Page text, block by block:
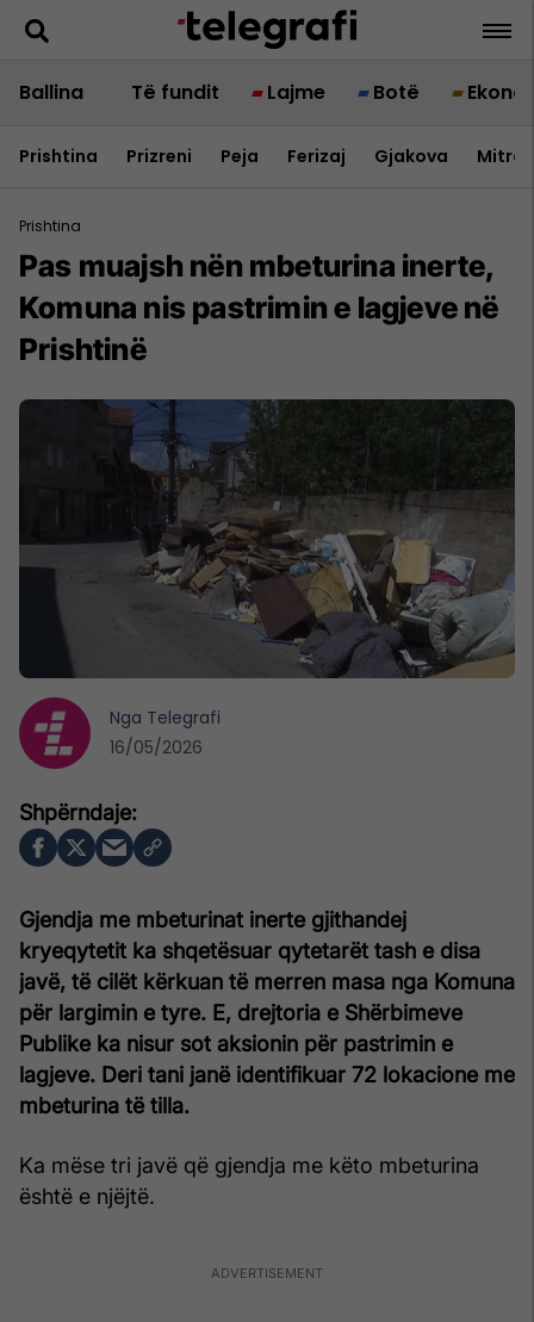
Ballina Të fundit Lajme Botë
Prishtina Prizreni Peja Ferizaj Gjakova
Prishtina
Pas muajsh nën mbeturina inerte,
Komuna nis pastrimin e lagjeve në
Prishtinë
Gjendja me mbeturinat inerte gjithandej
kryeqytetit ka shqetësuar qytetarët tash e disa
javë, të cilët kërkuan të merren masa nga Komuna
për largimin e tyre. E, drejtoria e Shërbimeve
Publike ka nisur sot aksionin për pastrimin e
lagjeve. Deri tani janë identifikuar 72 lokacione me
mbeturina të tilla.
Ka mëse tri javë që gjendja me këto mbeturina
është e njëjtë.
Nga Telegrafi
16/05/2026